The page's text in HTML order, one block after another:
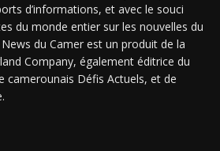
d’informations, et avec le souci
du monde entier sur les nouvelles du
du Camer est un produit de la
Company, également éditrice du
camerounais Défis Actuels, et de